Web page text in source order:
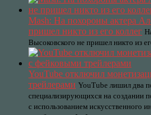
Mash: На похороны актера
пришел никто из его коллег
Высоковского не пришел никто из
YouTube отключил
трейлерами YouTube лишил два
специализирующихся на создании
с использованием искусственного